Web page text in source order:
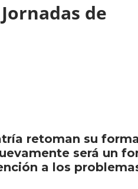
de
retoman su
será un
a los